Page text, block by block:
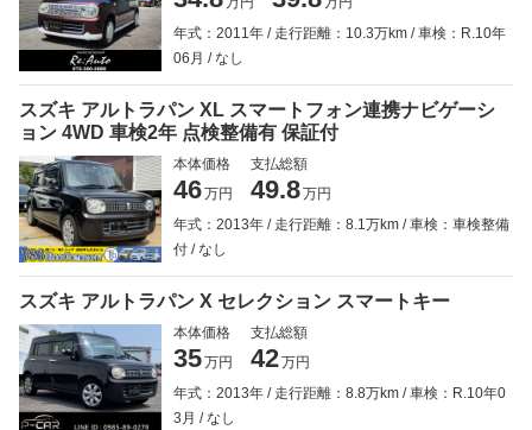
年式：2011年
走行距離：10.3万km
車検：R.10年
06月
なし
スズキ アルトラパン XL スマートフォン連携ナビゲーシ
ョン 4WD 車検2年 点検整備有 保証付
本体価格
46万円
支払総額
49.8万円
年式：2013年
走行距離：8.1万km
車検：車検整備
付
なし
スズキ アルトラパン X セレクション スマートキー
本体価格
35万円
支払総額
42万円
年式：2013年
走行距離：8.8万km
車検：R.10年0
3月
なし